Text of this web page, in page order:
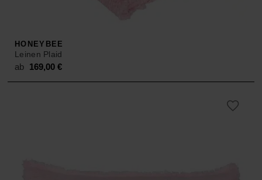
HONEYBEE
Leinen Plaid
ab 169,00€